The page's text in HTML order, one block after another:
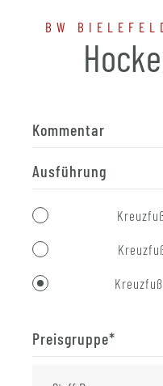
BW
Kommentar
Ausführung
Preisgruppe*